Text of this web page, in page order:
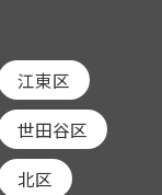
江東区
世田谷区
北区